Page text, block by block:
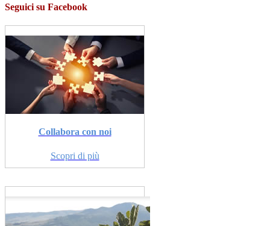
Seguici su Facebook
Collabora con noi
Scopri di più